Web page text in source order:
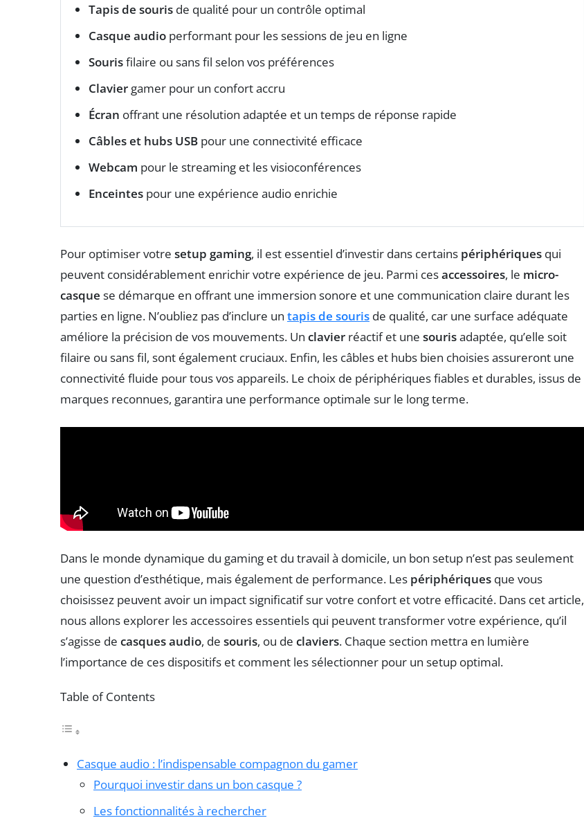
Tapis de souris de qualité pour un contrôle optimal
Casque audio performant pour les sessions de jeu en ligne
Sourisfilaire ou sans fil selon vos préférences
Clavier gamer pour un confort accru
Écran offrant une résolution adaptée et un temps de réponse rapide
Câbles et hubs USB pour une connectivité efficace
Webcam pour le streaming et les visioconférences
Enceintes pour une expérience audio enrichie
Pour optimiser votre setup gaming, il est essentiel d’investir dans certains périphériques qui
peuvent considérablement enrichir votre expérience de jeu. Parmi cesaccessoires, le micro-
casque se démarque en offrant une immersion sonore et une communication claire durant les
parties en ligne. N’oubliez pas d’inclure un tapis de souris de qualité, car une surface adéquate
améliore la précision de vos mouvements. Un clavier réactif et une sourisadaptée, qu’elle soit
filaire ou sans fil, sont également cruciaux. Enfin, les câbles et hubs bien choisies assureront une
connectivité fluide pour tous vos appareils. Le choix de périphériques fiables et durables, issus de
marques reconnues, garantira une performance optimale sur le long terme.
Dans le monde dynamique du gaming et du travail à domicile, un bon setup n’est pas seulement
une question d’esthétique, mais également de performance. Les périphériques que vous
choisissez peuvent avoir un impact significatif sur votre confort et votre efficacité. Dans cet article,
nous allons explorer les accessoires essentiels qui peuvent transformer votre expérience, qu’il
s’agisse de casques audio, de souris, ou de claviers. Chaque section mettra en lumière
l’importance de ces dispositifs et comment les sélectionner pour un setup optimal.
Table of Contents
Casque audio : l’indispensable compagnon du gamer
Pourquoi investir dans un bon casque ?
Les fonctionnalités à rechercher